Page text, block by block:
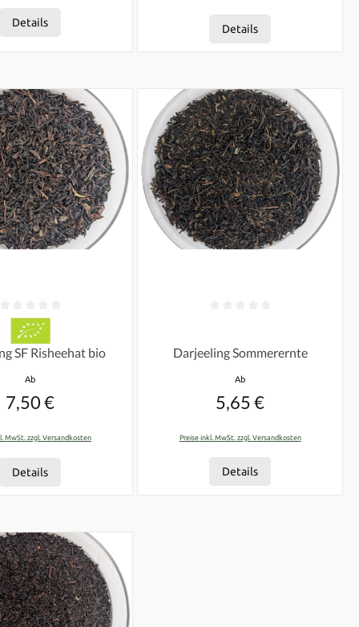
Details Details
Bewertung von 0 von 5 Sternen
SF Risheehat bio
Regulärer Preis:
Ab
7,50 €
MwSt. zzgl. Versandkosten
Details
Darjeeling Sommerernte
Regulärer Preis:
Ab
5,65 €
Preise inkl. MwSt. zzgl. Versandkosten
Details